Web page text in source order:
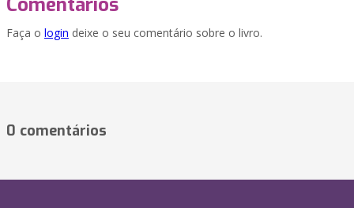
Faça o login deixe o seu comentário sobre o livro.
0 comentários